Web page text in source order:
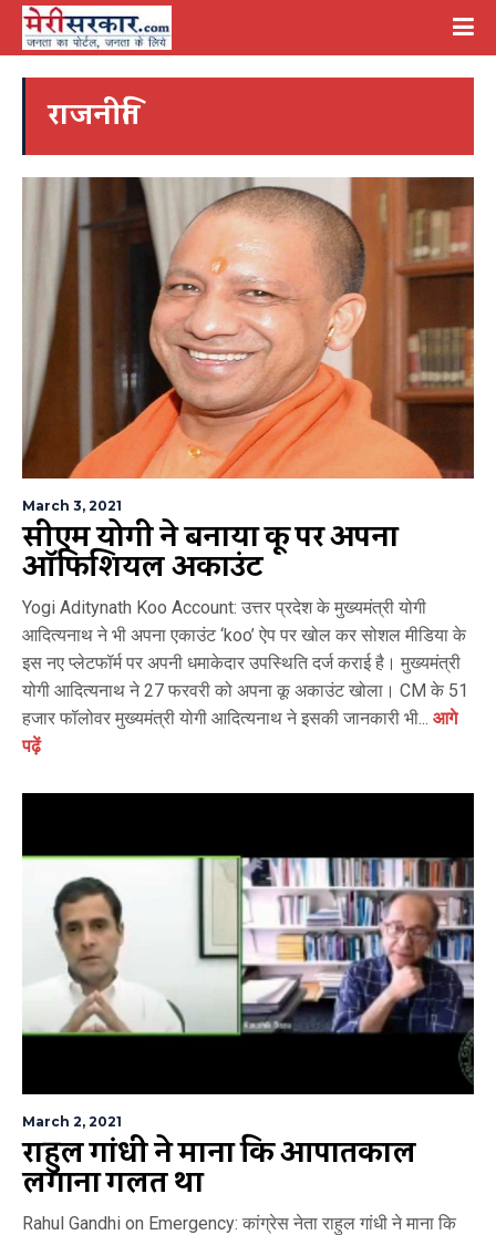
राजनीति
March 3, 2021
सीएम योगी ने बनाया कू पर अपना
ऑफिशियल अकाउंट
Yogi Aditynath Koo Account: उत्तर प्रदेश के मुख्यमंत्री योगी
आदित्यनाथ ने भी अपना एकाउंट ‘koo’ ऐप पर खोल कर सोशल मीडिया के
इस नए प्लेटफॉर्म पर अपनी धमाकेदार उपस्थिति दर्ज कराई है। मुख्यमंत्री
योगी आदित्यनाथ ने 27 फरवरी को अपना कू अकाउंट खोला। CM के 51
हजार फॉलोवर मुख्यमंत्री योगी आदित्यनाथ ने इसकी जानकारी भी... आगे
पढ़ें
March 2, 2021
राहुल गांधी ने माना कि आपातकाल
लगाना गलत था
Rahul Gandhi on Emergency: कांग्रेस नेता राहुल गांधी ने माना कि